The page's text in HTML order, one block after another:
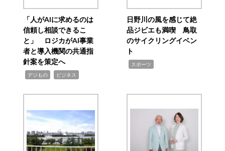
「人がAIに求めるのは
信頼し相談できるこ
と」 ロジカがAI事業
者と導入機関の共通指
針案を策定へ
デジもの ビジネス
日野川の風を感じて絶
品ジビエも満喫 鳥取
のサイクリングイベン
ト
スポーツ